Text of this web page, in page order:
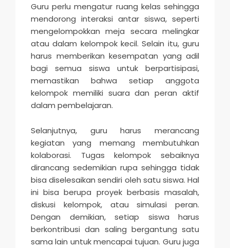
Guru perlu mengatur ruang kelas sehingga
mendorong interaksi antar siswa, seperti
mengelompokkan meja secara melingkar
atau dalam kelompok kecil. Selain itu, guru
harus memberikan kesempatan yang adil
bagi semua siswa untuk berpartisipasi,
memastikan bahwa setiap anggota
kelompok memiliki suara dan peran aktif
dalam pembelajaran.
Selanjutnya, guru harus merancang
kegiatan yang memang membutuhkan
kolaborasi. Tugas kelompok sebaiknya
dirancang sedemikian rupa sehingga tidak
bisa diselesaikan sendiri oleh satu siswa. Hal
ini bisa berupa proyek berbasis masalah,
diskusi kelompok, atau simulasi peran.
Dengan demikian, setiap siswa harus
berkontribusi dan saling bergantung satu
sama lain untuk mencapai tujuan. Guru juga